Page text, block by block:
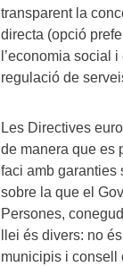
transparent la
directa (opció
l’economia social
regulació de
Les Directives
de manera que es
faci amb garanties
sobre la que el
Persones,
llei és divers: no
municipis i consell